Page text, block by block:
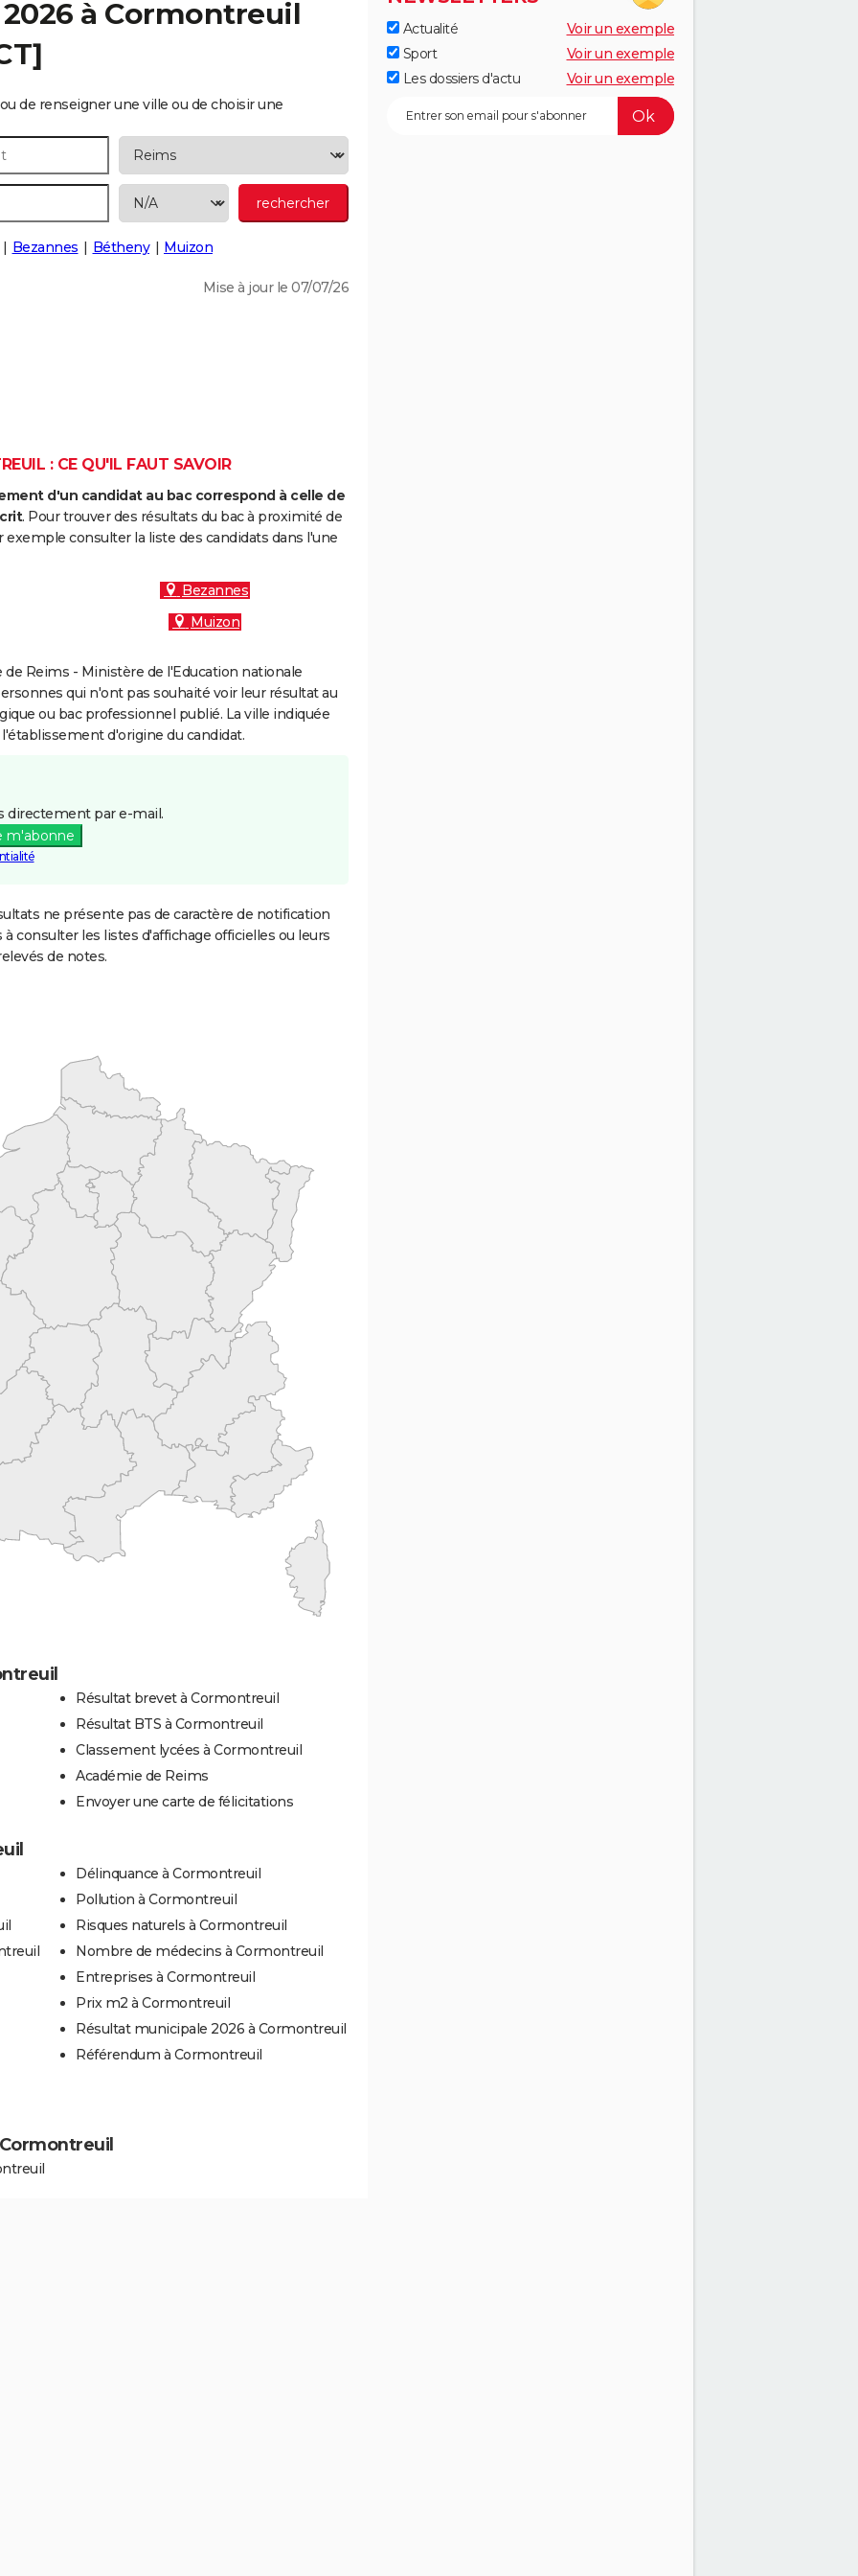
à Cormontreuil
de renseigner une ville ou de choisir une
Bezannes Bétheny Muizon
Mise à jour le 07/07/26
: CE QU'IL FAUT SAVOIR
d'un candidat au bac correspond à celle de
. Pour trouver des résultats du bac à proximité de
exemple consulter la liste des candidats dans l'une
Bezannes
Muizon
de Reims - Ministère de l'Education nationale
qui n'ont pas souhaité voir leur résultat au
ou bac professionnel publié. La ville indiquée
d'origine du candidat.
directement par e-mail.
m'abonne
ne présente pas de caractère de notification
consulter les listes d'affichage officielles ou leurs
de notes.
Résultat brevet à Cormontreuil
Résultat BTS à Cormontreuil
Classement lycées à Cormontreuil
Académie de Reims
Envoyer une carte de félicitations
Délinquance à Cormontreuil
Pollution à Cormontreuil
Risques naturels à Cormontreuil
Nombre de médecins à Cormontreuil
Entreprises à Cormontreuil
Prix m2 à Cormontreuil
Résultat municipale 2026 à Cormontreuil
Référendum à Cormontreuil
Actualité
Voir un exemple
Sport
Voir un exemple
Les dossiers d'actu
Voir un exemple